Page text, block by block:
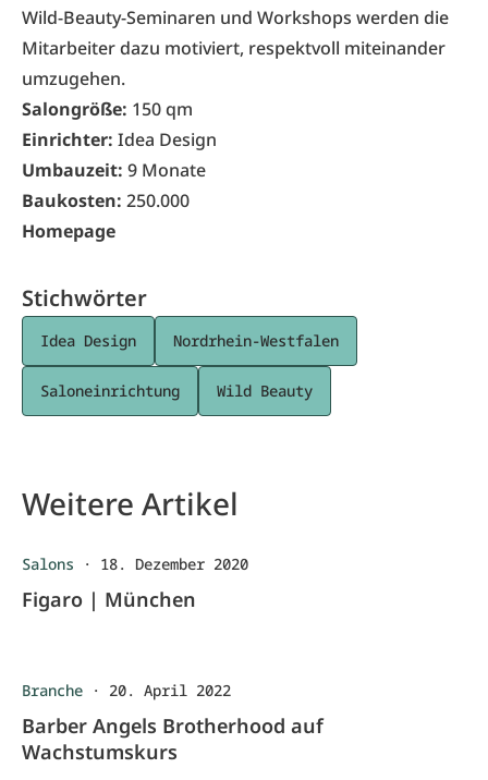
Wild-Beauty-Seminaren und Workshops werden die
Mitarbeiter dazu motiviert, respektvoll miteinander
umzugehen.
Salongröße: 150 qm
Einrichter: Idea Design
Umbauzeit: 9 Monate
Baukosten: 250.000
Homepage
Stichwörter
Idea Design Nordrhein-Westfalen
Saloneinrichtung Wild Beauty
Weitere Artikel
Salons · 18. Dezember 2020
Figaro | München
Branche · 20. April 2022
Barber Angels Brotherhood auf
Wachstumskurs